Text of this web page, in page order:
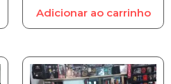
Adicionar ao carrinho